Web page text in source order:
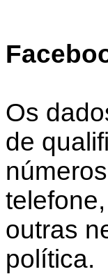
Os
de
outras
política.